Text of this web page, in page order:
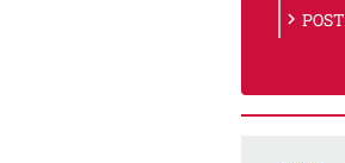
chevron_right